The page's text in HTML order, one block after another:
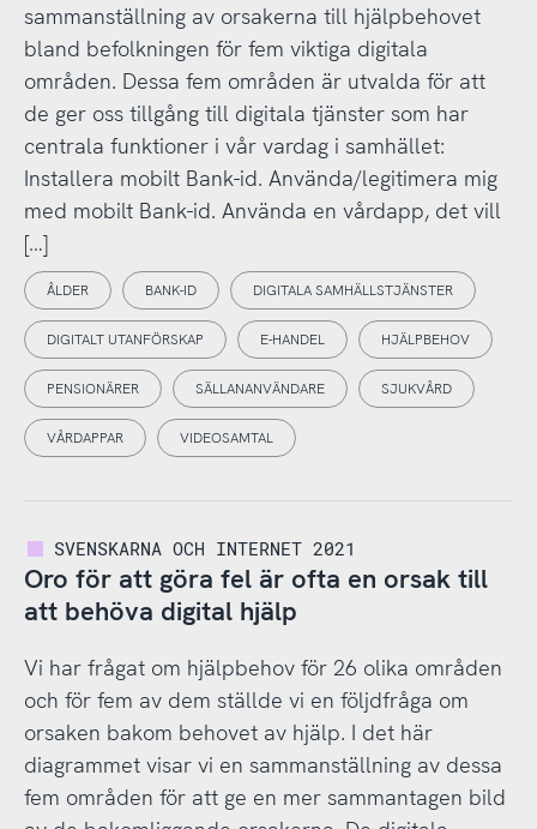
sammanställning av orsakerna till hjälpbehovet
bland befolkningen för fem viktiga digitala
områden. Dessa fem områden är utvalda för att
de ger oss tillgång till digitala tjänster som har
centrala funktioner i vår vardag i samhället:
Installera mobilt Bank-id. Använda/legitimera mig
med mobilt Bank-id. Använda en vårdapp, det vill
[…]
ÅLDER BANK-ID DIGITALA SAMHÄLLSTJÄNSTER
DIGITALT UTANFÖRSKAP E-HANDEL HJÄLPBEHOV
PENSIONÄRER SÄLLANANVÄNDARE SJUKVÅRD
VÅRDAPPAR VIDEOSAMTAL
SVENSKARNA OCH INTERNET 2021
Oro för att göra fel är ofta en orsak till
att behöva digital hjälp
Vi har frågat om hjälpbehov för 26 olika områden
och för fem av dem ställde vi en följdfråga om
orsaken bakom behovet av hjälp. I det här
diagrammet visar vi en sammanställning av dessa
fem områden för att ge en mer sammantagen bild